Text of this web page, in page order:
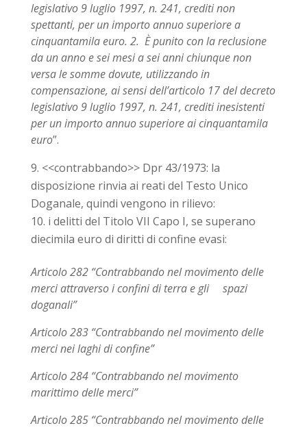
legislativo 9 luglio 1997, n. 241, crediti non
spettanti, per un importo annuo superiore a
cinquantamila euro. 2. È punito con la reclusione
da un anno e sei mesi a sei anni chiunque non
versa le somme dovute, utilizzando in
compensazione, ai sensi dell’articolo 17 del decreto
legislativo 9 luglio 1997, n. 241, crediti inesistenti
per un importo annuo superiore ai cinquantamila
euro”.
<<contrabbando>> Dpr 43/1973: la
disposizione rinvia ai reati del Testo Unico
Doganale, quindi vengono in rilievo:
i delitti del Titolo VII Capo I, se superano
diecimila euro di diritti di confine evasi:
Articolo 282 “Contrabbando nel movimento delle
merci attraverso i confini di terra e gli spazi
doganali”
Articolo 283 “Contrabbando nel movimento delle
merci nei laghi di confine”
Articolo 284 “Contrabbando nel movimento
marittimo delle merci”
Articolo 285 “Contrabbando nel movimento delle